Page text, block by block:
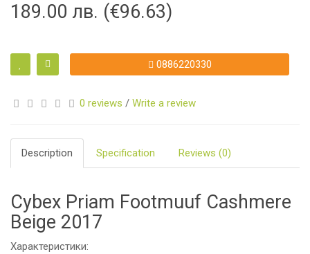
189.00 лв. (€96.63)
0886220330
0 reviews / Write a review
Description Specification Reviews (0)
Cybex Priam Footmuuf Cashmere
Beige 2017
Характеристики: